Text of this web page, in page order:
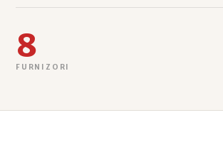
8
FURNIZORI